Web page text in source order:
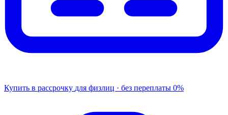
Купить в рассрочку для физлиц · без переплаты 0%